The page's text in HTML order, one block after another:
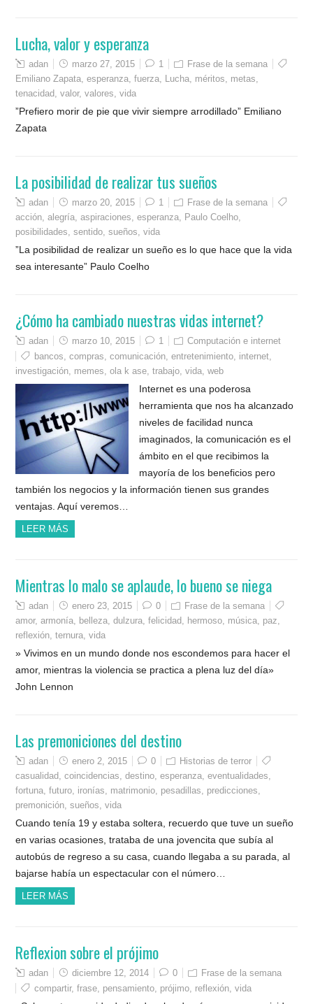
Lucha, valor y esperanza
adan marzo 27, 2015 1
Frase de la semana
Emiliano Zapata ,esperanza ,fuerza Lucha méritos metas
tenacidad
,valor,valores ,vida
”Prefiero morir de pie que vivir siempre arrodillado” Emiliano
Zapata
La posibilidad de realizar tus sueños
adan marzo 20, 2015 1
Frase de la semana
acción ,alegría ,aspiraciones ,esperanza Paulo Coelho
posibilidades ,sentido ,sueños ,vida
”La posibilidad de realizar un sueño es lo que hace que la vida
sea interesante” Paulo Coelho
¿Cómo ha cambiado nuestras vidas internet?
adan marzo 10, 2015 1
Computación e internet
bancos ,compras ,comunicación ,entretenimiento internet
investigación memes ,ola k ase ,trabajo ,vida ,web
Internet es una poderosa
herramienta que nos ha alcanzado
niveles de facilidad nunca
imaginados, la comunicación es el
ámbito en el que recibimos la
mayoría de los beneficios pero
también los negocios y la información tienen sus grandes
ventajas. Aquí veremos…
LEER MÁS
Mientras lo malo se aplaude, lo bueno se niega
adan enero 23, 2015 0
Frase de la semana
amor,armonía belleza ,dulzura ,felicidad hermoso música paz
reflexión ,ternura ,vida
» Vivimos en un mundo donde nos escondemos para hacer el
amor, mientras la violencia se practica a plena luz del día»
John Lennon
Las premoniciones del destino
adan enero 2, 2015 0
Historias de terror
casualidad
,coincidencias ,destino ,esperanza ,eventualidades
fortuna ,futuro ironías matrimonio pesadillas predicciones
premonición ,sueños ,vida
Cuando tenía 19 y estaba soltera, recuerdo que tuve un sueño
en varias ocasiones, trataba de una jovencita que subía al
autobús de regreso a su casa, cuando llegaba a su parada, al
bajarse había un espectacular con el número…
LEER MÁS
Reflexion sobre el prójimo
adan diciembre 12, 2014 0
Frase de la semana
compartir,frase pensamiento prójimo reflexión ,vida